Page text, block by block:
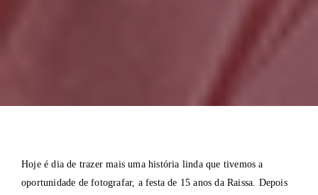
Hoje é dia de trazer mais uma história linda que tivemos a
oportunidade de fotografar, a festa de 15 anos da Raissa. Depois